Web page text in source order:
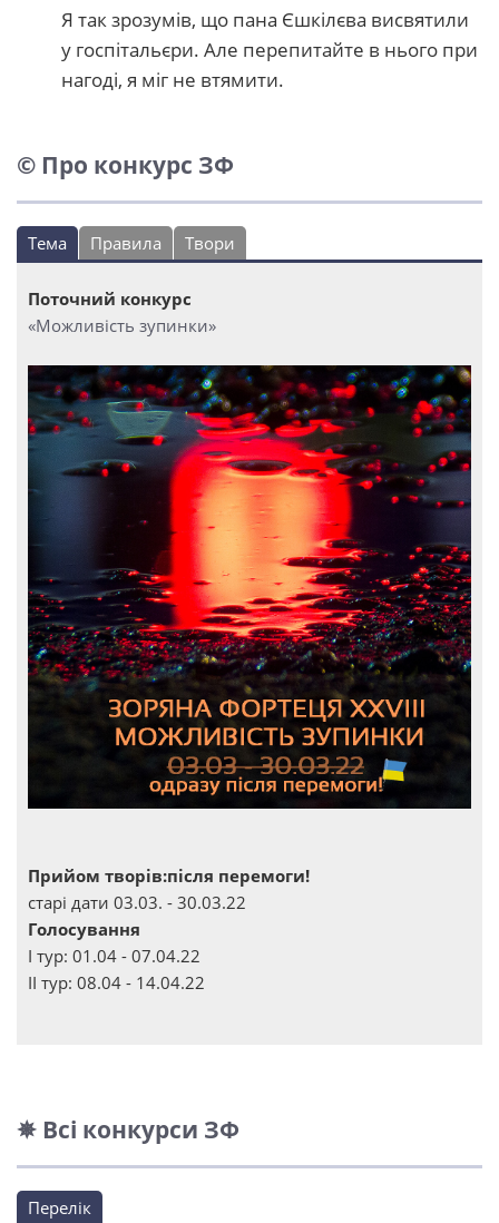
Я так зрозумів, що пана Єшкілєва висвятили
у госпітальєри. Але перепитайте в нього при
нагоді, я міг не втямити.
© Про конкурс ЗФ
Тема Правила Твори
Поточний конкурс
«Можливість зупинки»
Прийом творів:після перемоги!
старі дати 03.03. - 30.03.22
Голосування
І тур: 01.04 - 07.04.22
ІІ тур: 08.04 - 14.04.22
✵ Всі конкурси ЗФ
Перелік